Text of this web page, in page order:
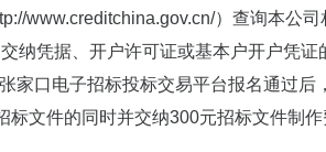
www.creditchina.gov.cn/）查询本公
纳凭据、开户许可证或基本户开户凭
家口电子招标投标交易平台报名通过
文件的同时并交纳300元招标文件制作